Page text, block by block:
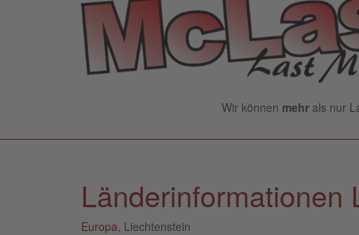
Wir können mehrals nur
Länderinformationen
Europa , Liechtenstein